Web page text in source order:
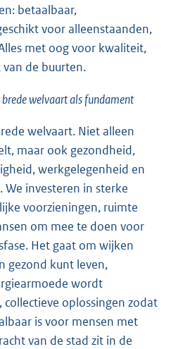
betaalbaar,
voor alleenstaanden,
met oog voor kwaliteit,
de buurten.
welvaart als fundament
welvaart. Niet alleen
maar ook gezondheid,
werkgelegenheid en
investeren in sterke
voorzieningen, ruimte
om mee te doen voor
Het gaat om wijken
gezond kunt leven,
wordt
oplossingen zodat
is voor mensen met
van de stad zit in de